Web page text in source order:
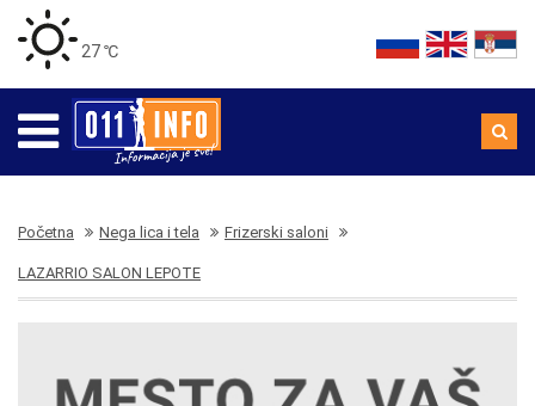
27 ℃
Početna Nega lica i tela Frizerski saloni
LAZARRIO SALON LEPOTE